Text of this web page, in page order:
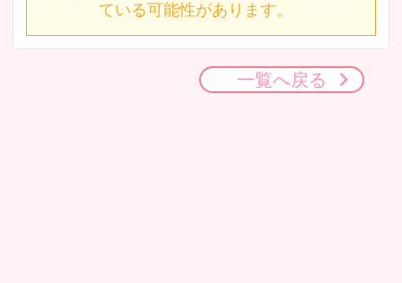
ている可能性があります。
一覧へ戻る